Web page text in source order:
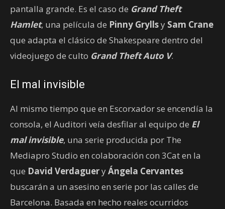
pantalla grande. Es el caso de Grand Theft
Hamlet, una película de Pinny Gryllsy Sam Crane
que adapta el clásico de Shakespeare dentro del
videojuego de culto Grand Theft Auto V.
El mal invisible
Al mismo tiempo que en Escorxador se encendía la
consola, el Auditori veía desfilar al equipo de El
mal invisible, una serie producida por The
Mediapro Studio en colaboración con 3Cat en la
que David VerdagueryÁngela Cervantes
buscarán a un asesino en serie por las calles de
Barcelona. Basada en hecho reales ocurridos